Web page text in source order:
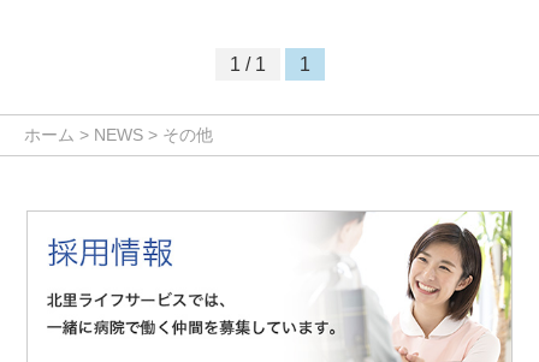
1 / 1 1
ホーム > NEWS > その他